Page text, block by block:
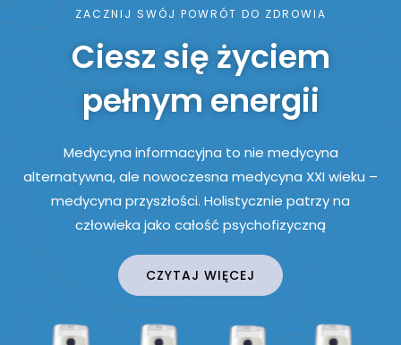
ZACZNIJ SWÓJ POWRÓT DO ZDROWIA
Ciesz się życiem
pełnym energii
Medycyna informacyjna to nie medycyna
alternatywna, ale nowoczesna medycyna XXI wieku –
medycyna przyszłości. Holistycznie patrzy na
człowieka jako całość psychofizyczną
CZYTAJ WIĘCEJ